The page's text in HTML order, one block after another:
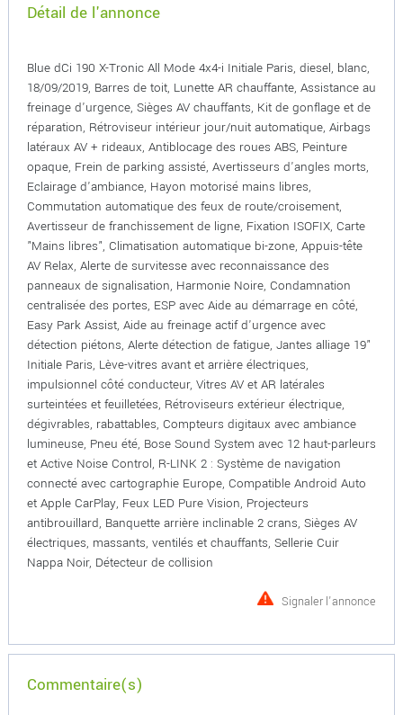
Détail de l'annonce
Blue dCi 190 X-Tronic All Mode 4x4-i Initiale Paris, diesel, blanc,
18/09/2019, Barres de toit, Lunette AR chauffante, Assistance au
freinage d'urgence, Sièges AV chauffants, Kit de gonflage et de
réparation, Rétroviseur intérieur jour/nuit automatique, Airbags
latéraux AV + rideaux, Antiblocage des roues ABS, Peinture
opaque, Frein de parking assisté, Avertisseurs d'angles morts,
Eclairage d'ambiance, Hayon motorisé mains libres,
Commutation automatique des feux de route/croisement,
Avertisseur de franchissement de ligne, Fixation ISOFIX, Carte
"Mains libres", Climatisation automatique bi-zone, Appuis-tête
AV Relax, Alerte de survitesse avec reconnaissance des
panneaux de signalisation, Harmonie Noire, Condamnation
centralisée des portes, ESP avec Aide au démarrage en côté,
Easy Park Assist, Aide au freinage actif d'urgence avec
détection piétons, Alerte détection de fatigue, Jantes alliage 19"
Initiale Paris, Lève-vitres avant et arrière électriques,
impulsionnel côté conducteur, Vitres AV et AR latérales
surteintées et feuilletées, Rétroviseurs extérieur électrique,
dégivrables, rabattables, Compteurs digitaux avec ambiance
lumineuse, Pneu été, Bose Sound System avec 12 haut-parleurs
et Active Noise Control, R-LINK 2 : Système de navigation
connecté avec cartographie Europe, Compatible Android Auto
et Apple CarPlay, Feux LED Pure Vision, Projecteurs
antibrouillard, Banquette arrière inclinable 2 crans, Sièges AV
électriques, massants, ventilés et chauffants, Sellerie Cuir
Nappa Noir, Détecteur de collision
Signaler l'annonce
Commentaire(s)